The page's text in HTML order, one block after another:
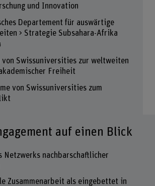
und Innovation
Departement für auswärtige
> Strategie Subsahara-Afrika
von Swissuniversities zur weltweiten
Freiheit
von Swissuniversities zum
auf einen Blick
Netzwerks nachbarschaftlicher
Zusammenarbeit als eingebettet in